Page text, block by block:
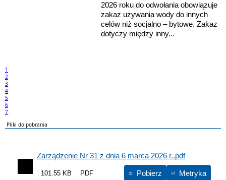
2026 roku do odwołania obowiązuje
zakaz używania wody do innych
celów niż socjalno – bytowe. Zakaz
dotyczy między inny...
1
2
3
4
5
6
7
Pliki do pobrania
Zarządzenie Nr 31 z dnia 6 marca 2026 r..pdf
101.55 KB Pobierz Metryka